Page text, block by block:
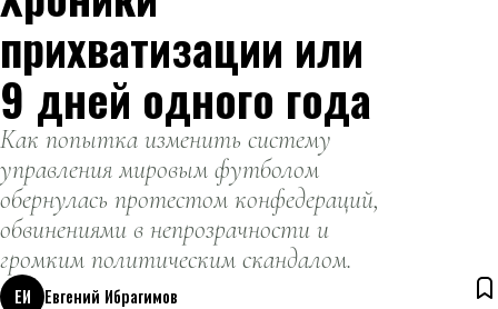
прихватизации или
9 дней одного года
Как попытка изменить систему
управления мировым футболом
обернулась протестом конфедераций,
обвинениями в непрозрачности и
громким политическим скандалом.
ЕИ
Евгений Ибрагимов